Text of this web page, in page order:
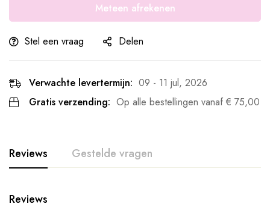
Meteen afrekenen
Stel een vraag Delen
Verwachte levertermijn: 09 - 11 jul, 2026
Gratis verzending: Op alle bestellingen vanaf € 75,00
Reviews Gestelde vragen
Reviews